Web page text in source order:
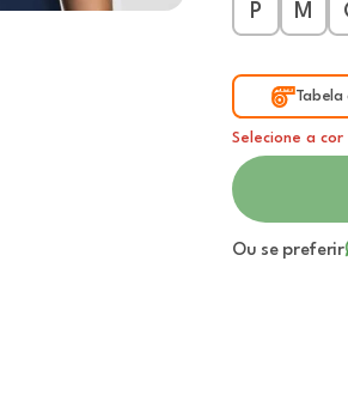
P
M
Tabela
Selecione a
Ou se preferir